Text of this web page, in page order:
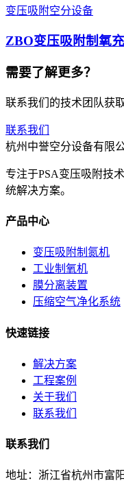
变压吸附空分设备
ZBO变压吸附制氧
需要了解更多？
联系我们的技术团队获
联系我们
杭州中誉空分设备有限
专注于PSA变压吸附技
统解决方案。
产品中心
变压吸附制氮机
工业制氧机
膜分离装置
压缩空气净化系统
快速链接
解决方案
工程案例
关于我们
联系我们
联系我们
地址：浙江省杭州市富